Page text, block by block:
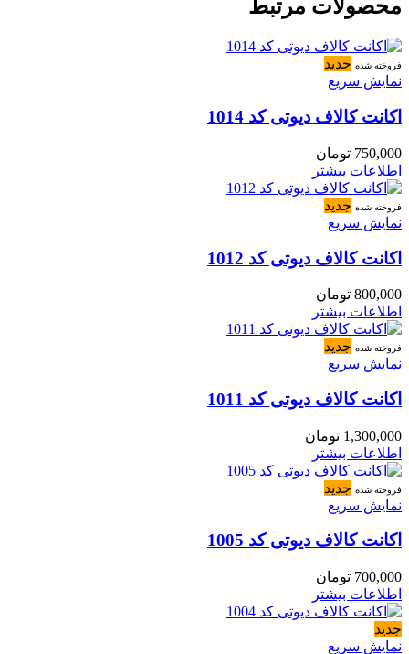
محصولات مرتبط
فروخته شده جدید
نمایش سریع
اکانت کالاف دیوتی کد 1014
750,000 تومان
اطلاعات بیشتر
فروخته شده جدید
نمایش سریع
اکانت کالاف دیوتی کد 1012
800,000 تومان
اطلاعات بیشتر
فروخته شده جدید
نمایش سریع
اکانت کالاف دیوتی کد 1011
1,300,000 تومان
اطلاعات بیشتر
فروخته شده جدید
نمایش سریع
اکانت کالاف دیوتی کد 1005
700,000 تومان
اطلاعات بیشتر
جدید
نمایش سریع